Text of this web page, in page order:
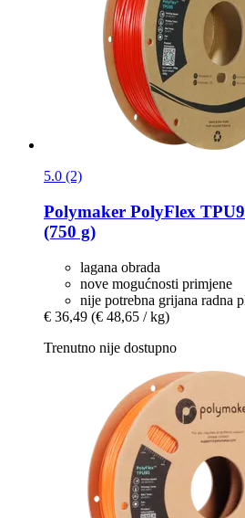
5.0 (2)
Polymaker PolyFlex
(750 g)
lagana obrada
nove mogućnosti primjene
nije potrebna grijana radna
€ 36,49 (€ 48,65 / kg)
Trenutno nije dostupno